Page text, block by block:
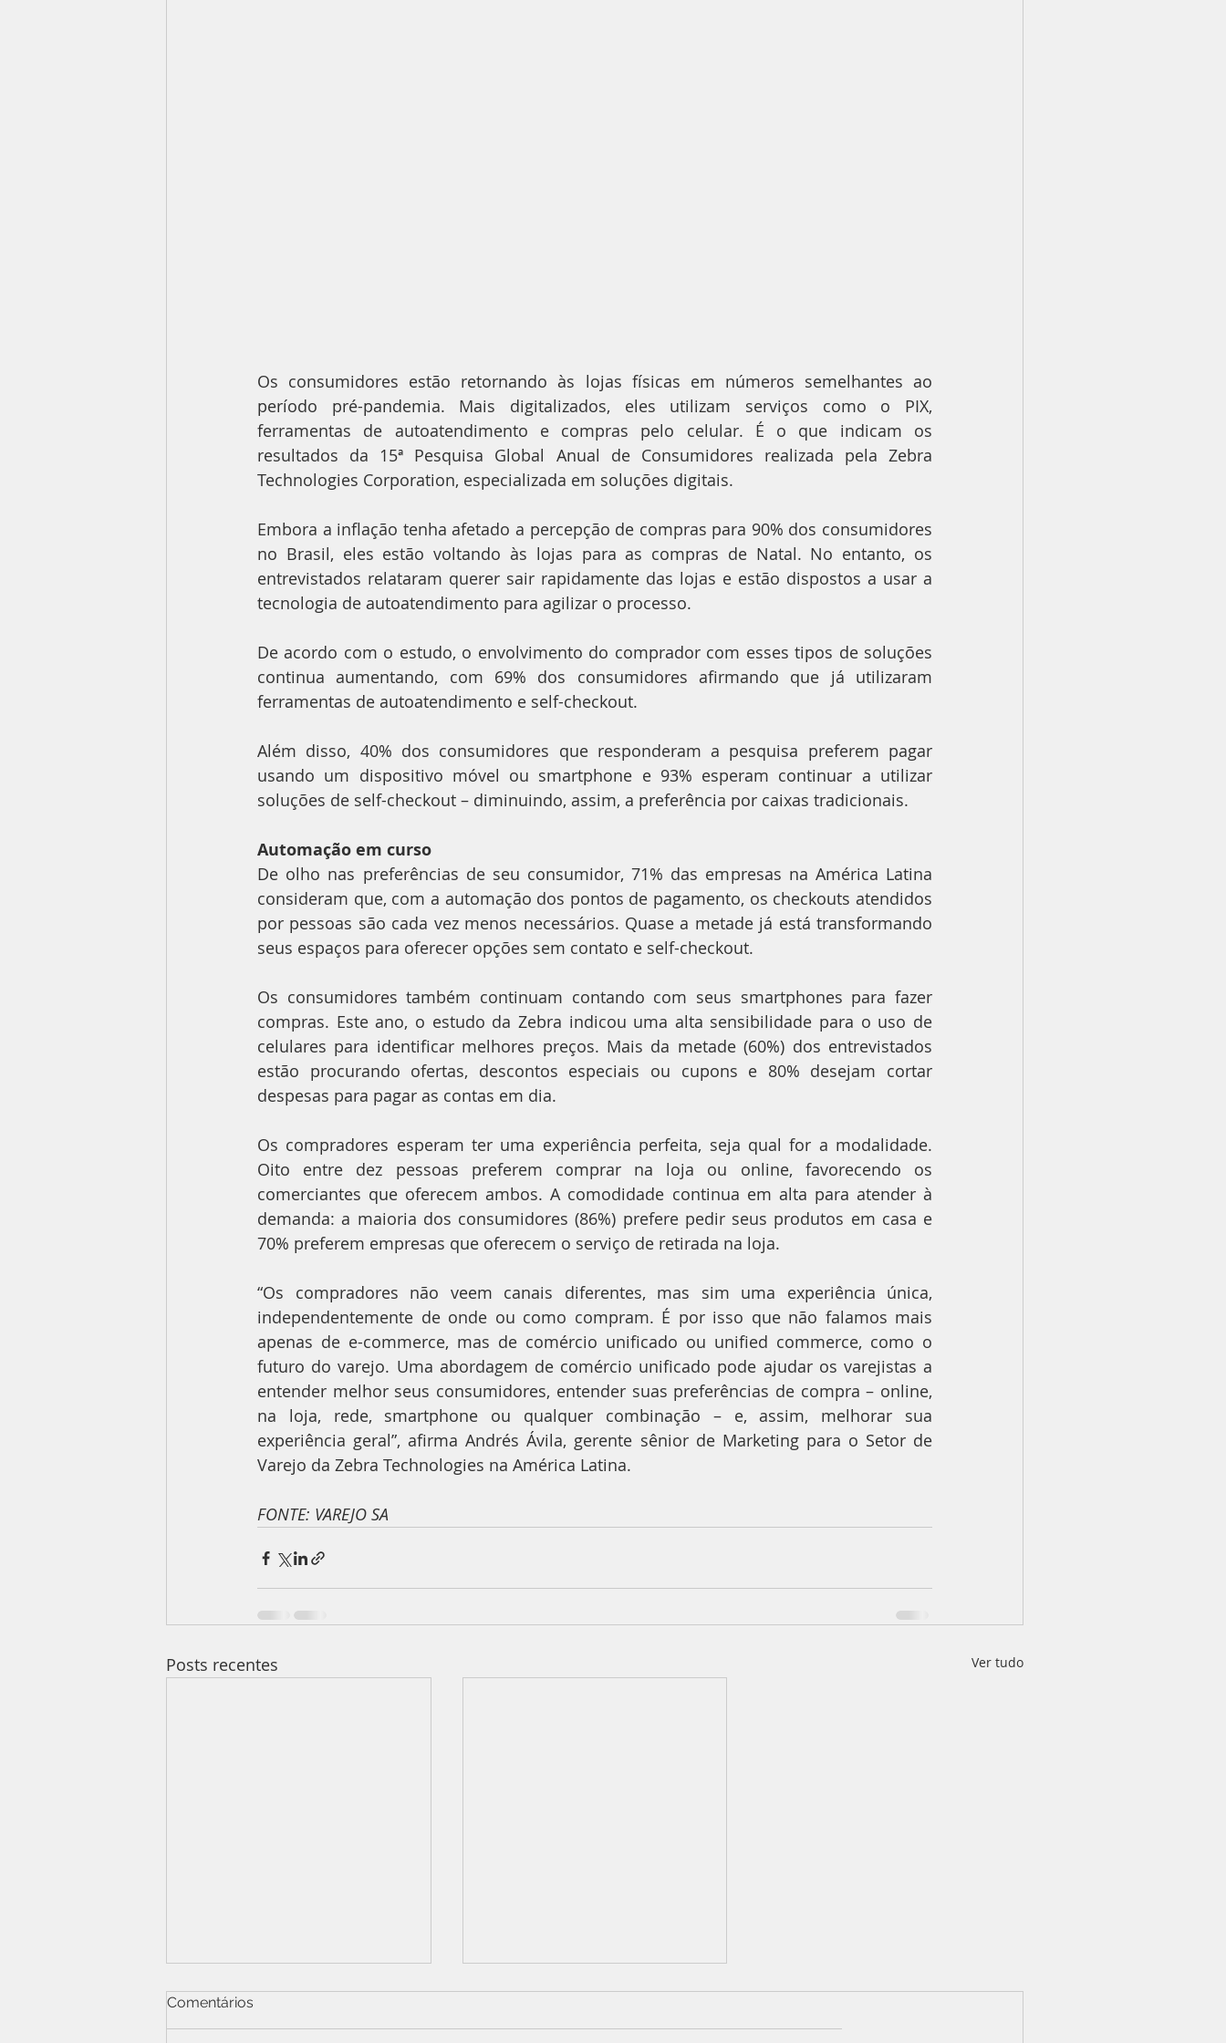
Os consumidores estão retornando às lojas físicas em números semelhantes ao
período pré-pandemia. Mais digitalizados, eles utilizam serviços como o PIX,
ferramentas de autoatendimento e compras pelo celular. É o que indicam os
resultados da 15ª Pesquisa Global Anual de Consumidores realizada pela Zebra
Technologies Corporation, especializada em soluções digitais.
Embora a inflação tenha afetado a percepção de compras para 90% dos consumidores
no Brasil, eles estão voltando às lojas para as compras de Natal. No entanto, os
entrevistados relataram querer sair rapidamente das lojas e estão dispostos a usar a
tecnologia de autoatendimento para agilizar o processo.
De acordo com o estudo, o envolvimento do comprador com esses tipos de soluções
continua aumentando, com 69% dos consumidores afirmando que já utilizaram
ferramentas de autoatendimento e self-checkout.
Além disso, 40% dos consumidores que responderam a pesquisa preferem pagar
usando um dispositivo móvel ou smartphone e 93% esperam continuar a utilizar
soluções de self-checkout – diminuindo, assim, a preferência por caixas tradicionais.
Automação em curso
De olho nas preferências de seu consumidor, 71% das empresas na América Latina
consideram que, com a automação dos pontos de pagamento, os checkouts atendidos
por pessoas são cada vez menos necessários. Quase a metade já está transformando
seus espaços para oferecer opções sem contato e self-checkout.
Os consumidores também continuam contando com seus smartphones para fazer
compras. Este ano, o estudo da Zebra indicou uma alta sensibilidade para o uso de
celulares para identificar melhores preços. Mais da metade (60%) dos entrevistados
estão procurando ofertas, descontos especiais ou cupons e 80% desejam cortar
despesas para pagar as contas em dia.
Os compradores esperam ter uma experiência perfeita, seja qual for a modalidade.
Oito entre dez pessoas preferem comprar na loja ou online, favorecendo os
comerciantes que oferecem ambos. A comodidade continua em alta para atender à
demanda: a maioria dos consumidores (86%) prefere pedir seus produtos em casa e
70% preferem empresas que oferecem o serviço de retirada na loja.
“Os compradores não veem canais diferentes, mas sim uma experiência única,
independentemente de onde ou como compram. É por isso que não falamos mais
apenas de e-commerce, mas de comércio unificado ou unified commerce, como o
futuro do varejo. Uma abordagem de comércio unificado pode ajudar os varejistas a
entender melhor seus consumidores, entender suas preferências de compra – online,
na loja, rede, smartphone ou qualquer combinação – e, assim, melhorar sua
experiência geral”, afirma Andrés Ávila, gerente sênior de Marketing para o Setor de
Varejo da Zebra Technologies na América Latina.
FONTE: VAREJO SA
Posts recentes Ver tudo
Comentários